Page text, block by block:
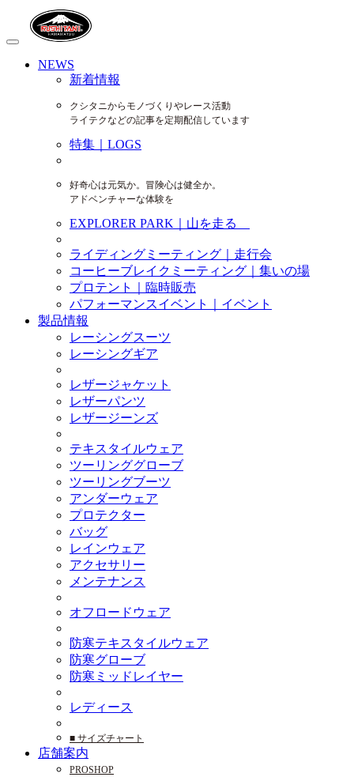
NEWS
新着情報
クシタニからモノづくりやレース活動
ライテクなどの記事を定期配信しています
特集｜LOGS
好奇心は元気か。冒険心は健全か。
アドベンチャーな体験を
EXPLORER PARK｜山を走る
ライディングミーティング｜走行会
コーヒーブレイクミーティング｜集いの場
プロテント｜臨時販売
パフォーマンスイベント｜イベント
製品情報
レーシングスーツ
レーシングギア
レザージャケット
レザーパンツ
レザージーンズ
テキスタイルウェア
ツーリンググローブ
ツーリングブーツ
アンダーウェア
プロテクター
バッグ
レインウェア
アクセサリー
メンテナンス
オフロードウェア
防寒テキスタイルウェア
防寒グローブ
防寒ミッドレイヤー
レディース
■ サイズチャート
店舗案内
PROSHOP